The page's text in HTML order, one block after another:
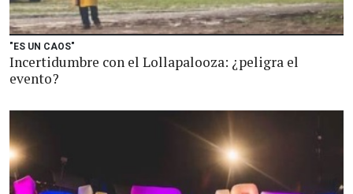
"ES UN CAOS"
Incertidumbre con el Lollapalooza: ¿peligra el
evento?